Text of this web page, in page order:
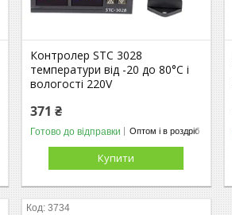
Контролер STC 3028
температури від -20 до 80°C і
вологості 220V
371 ₴
Готово до відправки Оптом і в роздріб
Купити
3734